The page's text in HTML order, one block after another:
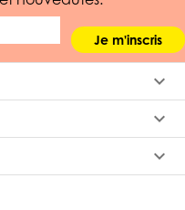
Je m'inscris
keyboard_arrow_down
keyboard_arrow_down
keyboard_arrow_down